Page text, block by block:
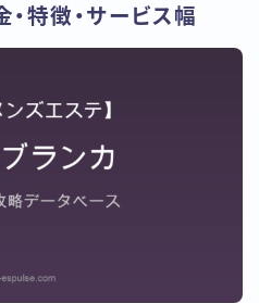
特徴・サービス幅